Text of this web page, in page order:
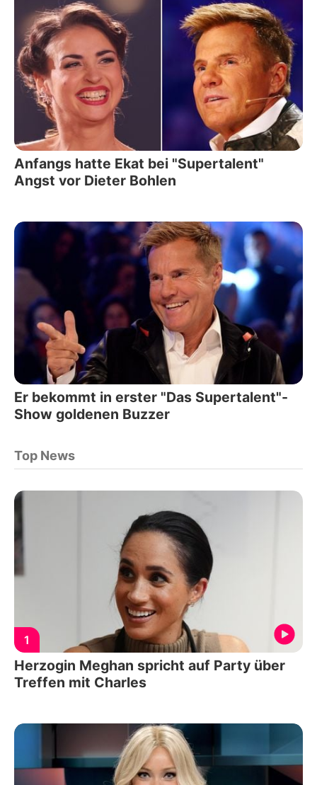
Anfangs hatte Ekat bei "Supertalent"
Angst vor Dieter Bohlen
Er bekommt in erster "Das Supertalent"-
Show goldenen Buzzer
Top News
1
Herzogin Meghan spricht auf Party über
Treffen mit Charles